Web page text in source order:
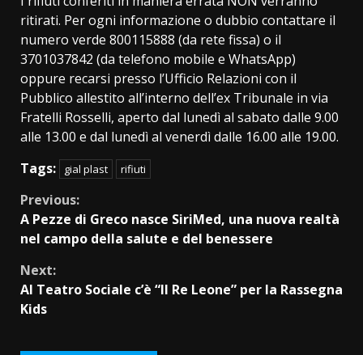
ritirati. Per ogni informazione o dubbio contattare il
numero verde 800115888 (da rete fissa) o il
3701037842 (da telefono mobile e WhatsApp)
oppure recarsi presso l’Ufficio Relazioni con il
Pubblico allestito all’interno dell’ex Tribunale in via
Fratelli Rosselli, aperto dal lunedì al sabato dalle 9.00
alle 13.00 e dal lunedì al venerdì dalle 16.00 alle 19.00.
Tags:
gial plast rifiuti
Continue
Reading
Previous:
A Pezze di Greco nasce SiriMed, una nuova realtà
nel campo della salute e del benessere
Next:
Al Teatro Sociale c’è “Il Re Leone” per la Rassegna
Kids